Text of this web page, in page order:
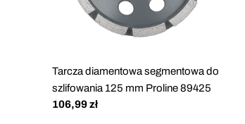
Tarcza diamentowa segmentowa do
szlifowania 125 mm Proline 89425
Cena
106,99 zł